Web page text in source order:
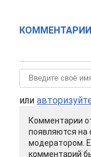
КОММЕНТАРИИ
или
Комментарии
появляются на
модератором.
комментарий